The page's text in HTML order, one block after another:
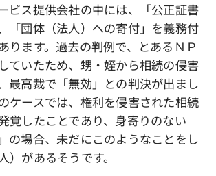
ス提供会社の中には、「公正証書
「団体（法人）への寄付」を義務付
ります。過去の判例で、とあるＮＰ
ていたため、甥・姪から相続の侵害
最高裁で「無効」との判決が出まし
ケースでは、権利を侵害された相続
覚したことであり、身寄りのない
の場合、未だにこのようなことをし
）があるそうです。